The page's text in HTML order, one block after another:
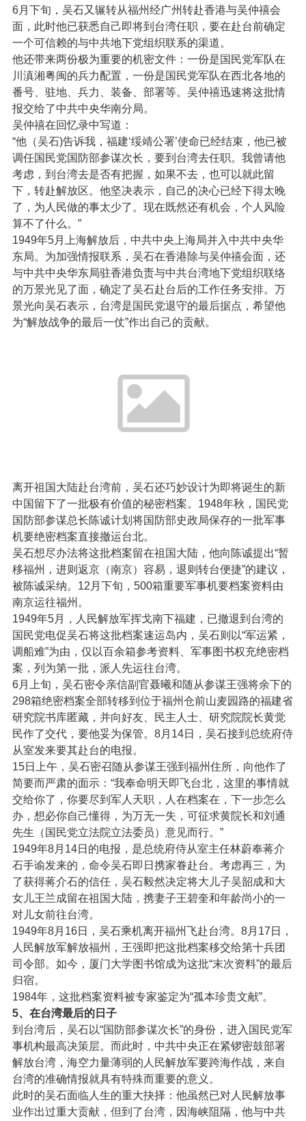
6月下旬，吴石又辗转从福州经广州转赴香港与吴仲禧会
面，此时他已获悉自己即将到台湾任职，要在赴台前确定
一个可信赖的与中共地下党组织联系的渠道。
他还带来两份极为重要的机密文件：一份是国民党军队在
川滇湘粤闽的兵力配置，一份是国民党军队在西北各地的
番号、驻地、兵力、装备、部署等。吴仲禧迅速将这批情
报交给了中共中央华南分局。
吴仲禧在回忆录中写道：
“他（吴石)告诉我，福建‘绥靖公署’使命已经结束，他已被
调任国民党国防部参谋次长，要到台湾去任职。我曾请他
考虑，到台湾去是否有把握，如果不去，也可以就此留
下，转赴解放区。他坚决表示，自己的决心已经下得太晚
了，为人民做的事太少了。现在既然还有机会，个人风险
算不了什么。”
1949年5月上海解放后，中共中央上海局并入中共中央华
东局。为加强情报联系，吴石在香港除与吴仲禧会面，还
与中共中央华东局驻香港负责与中共台湾地下党组织联络
的万景光见了面，确定了吴石赴台后的工作任务安排。万
景光向吴石表示，台湾是国民党退守的最后据点，希望他
为“解放战争的最后一仗”作出自己的贡献。
离开祖国大陆赴台湾前，吴石还巧妙设计为即将诞生的新
中国留下了一批极有价值的秘密档案。1948年秋，国民党
国防部参谋总长陈诚计划将国防部史政局保存的一批军事
机要绝密档案直接撤运台北。
吴石想尽办法将这批档案留在祖国大陆，他向陈诚提出“暂
移福州，进则返京（南京）容易，退则转台便捷”的建议，
被陈诚采纳。12月下旬，500箱重要军事机要档案资料由
南京运往福州。
1949年5月，人民解放军挥戈南下福建，已撤退到台湾的
国民党电促吴石将这批档案速运岛内，吴石则以“军运紧，
调船难”为由，仅以百余箱参考资料、军事图书权充绝密档
案，列为第一批，派人先运往台湾。
6月上旬，吴石密令亲信副官聂曦和随从参谋王强将余下的
298箱绝密档案全部转移到位于福州仓前山麦园路的福建省
研究院书库匿藏，并向好友、民主人士、研究院院长黄觉
民作了交代，要他妥为保管。8月14日，吴石接到总统府侍
从室发来要其赴台的电报。
15日上午，吴石密召随从参谋王强到福州住所，向他作了
简要而严肃的面示：“我奉命明天即飞台北，这里的事情就
交给你了，你要尽到军人天职，人在档案在，下一步怎么
办，想必你自己懂得，为万无一失，可征求黄院长和刘通
先生（国民党立法院立法委员）意见而行。”
1949年8月14日的电报，是总统府侍从室主任林蔚奉蒋介
石手谕发来的，命令吴石即日携家眷赴台。考虑再三，为
了获得蒋介石的信任，吴石毅然决定将大儿子吴韶成和大
女儿王兰成留在祖国大陆，携妻子王碧奎和年龄尚小的一
对儿女前往台湾。
1949年8月16日，吴石乘机离开福州飞赴台湾。8月17日，
人民解放军解放福州，王强即把这批档案移交给第十兵团
司令部。如今，厦门大学图书馆成为这批“末次资料”的最后
归宿。
1984年，这批档案资料被专家鉴定为“孤本珍贵文献”。
5、在台湾最后的日子
到台湾后，吴石以“国防部参谋次长”的身份，进入国民党军
事机构最高决策层。而此时，中共中央正在紧锣密鼓部署
解放台湾，海空力量薄弱的人民解放军要跨海作战，来自
台湾的准确情报就具有特殊而重要的意义。
此时的吴石面临人生的重大抉择：他虽然已对人民解放事
业作出过重大贡献，但到了台湾，因海峡阻隔，他与中共